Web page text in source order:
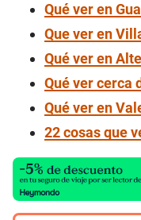
Qué ver en
Que ver en
Qué ver en
Qué ver cerca
Qué ver en
22 cosas que